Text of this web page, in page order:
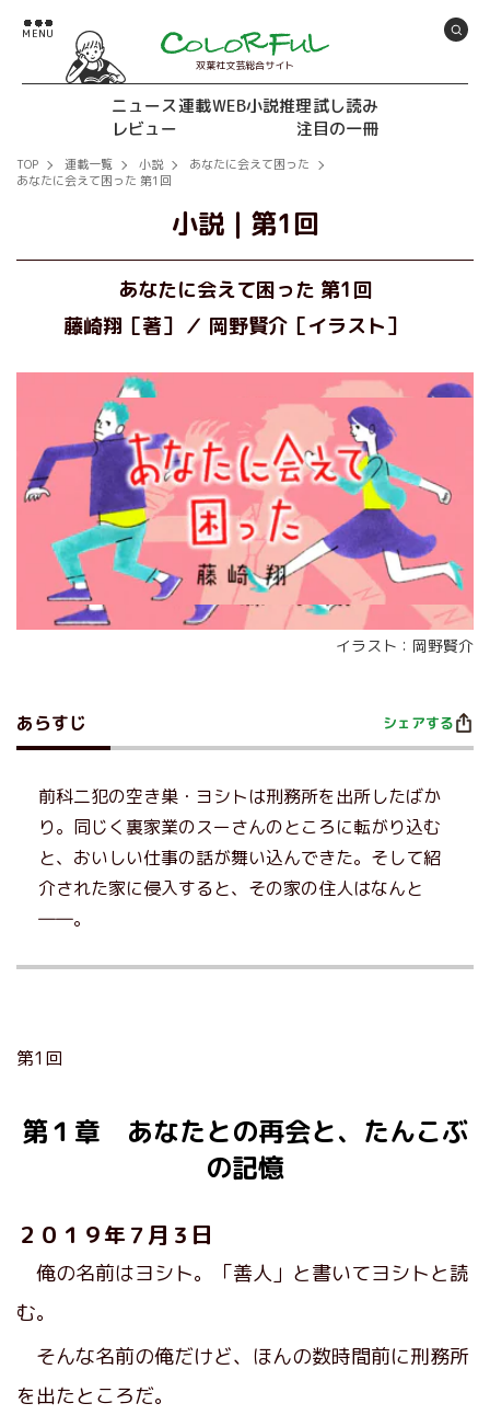
双葉社文芸総合サイト
ニュース連載WEB小説推理試し読み
レビュー
注目の一冊
TOP 連載一覧 小説
あなたに会えて困った
あなたに会えて困った 第1回
小説｜ 第1回
あなたに会えて困った 第1回
藤崎翔［著］
岡野賢介［イラスト］
イラスト：岡野賢介
あらすじ シェアする
前科二犯の空き巣・ヨシトは刑務所を出所したばか
り。同じく裏家業のスーさんのところに転がり込む
と、おいしい仕事の話が舞い込んできた。そして紹
介された家に侵入すると、その家の住人はなんと
――。
第1回
第１章 あなたとの再会と、たんこぶ
の記憶
２０１９年７月３日
俺の名前はヨシト。「善人」と書いてヨシトと読
む。
そんな名前の俺だけど、ほんの数時間前に刑務所
を出たところだ。